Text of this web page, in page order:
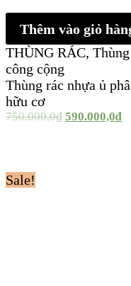
Thêm vào giỏ
THÙNG RÁC,
công cộng
Thùng rác nhựa ủ
hữu cơ
750.000,0₫ 590.000,0₫
Sale!